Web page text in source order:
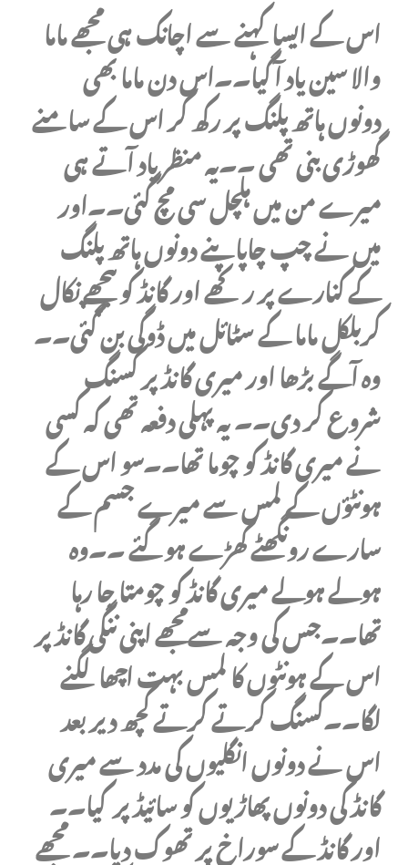
اس کے ایسا کہنے سے اچانک ہی مجھے ماما
والا سین یاد آ گیا۔۔اس دن ماما بھی
دونوں ہاتھ پلنگ پر رکھ کر اس کے سامنے
گھوڑی بنی تھی ۔۔یہ منظر یاد آتے ہی
میرے من میں ہلچل سی مچ گئی۔۔اور
میں نے چپ چاپاپنے دونوں ہاتھ پلنگ
کے کنارے پر رکھے اور گانڈ کو پیچھے نکال
کربلکل ماما کے سٹائل میں ڈوگی بن گئی۔۔
وہ آگے بڑھا اور میری گانڈ پر کسنگ
شروع کر دی۔۔ یہ پہلی دفعہ تھی کہ کسی
نے میری گانڈ کو چوما تھا۔۔سو اس کے
ہونٹؤں کے لمس سے میرے جسم کے
سارے رونگھٹے کھڑے ہوگئے ۔۔وہ
ہولے ہولے میری گانڈ کو چومتا جا رہا
تھا۔۔جس کی وجہ سےمجھے اپنی ننگی گانڈ پر
اس کے ہونٹوں کا لمس بہت اچھا لگنے
لگا۔۔کسنگ کرتے کرتے کچھ دیر بعد
اس نے دونوں انگلیوں کی مدد سے میری
گانڈ کی دونوں پھاڑیوں کو سائیڈ پر کیا۔۔
اور گانڈ کے سوراخ پر تھوک دیا۔۔ مجھے